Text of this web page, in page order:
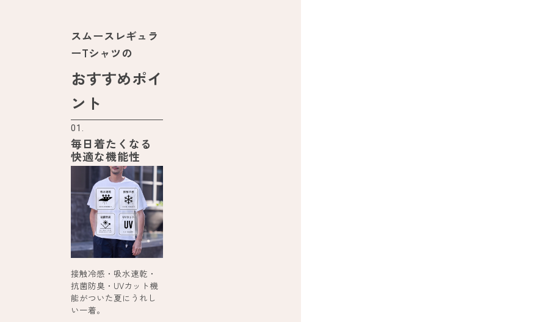
スムースレギュラ
ーTシャツの
おすすめポイ
ント
01.
毎日着たくなる
快適な機能性
接触冷感・吸水速乾・
抗菌防臭・UVカット機
能がついた夏にうれし
い一着。